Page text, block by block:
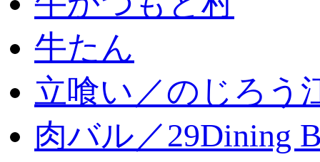
牛たん
立喰い／のじろう
肉バル／29Dining